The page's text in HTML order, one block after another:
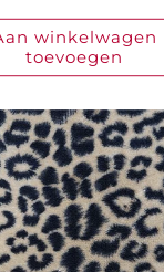
winkelwagen
toevoegen